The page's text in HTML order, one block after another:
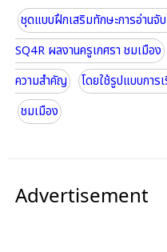
ชุดแบบฝึกเสริมทักษะการอ่านจั
SQ4R ผลงานครูเกศรา ชมเมือง
ความสำคัญ
โดยใช้รูปแบบการ
ชมเมือง
Advertisement